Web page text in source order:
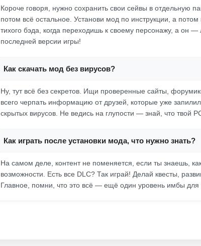
Короче говоря, нужно сохранить свои сейвы в отдельную
потом всё остальное. Установи мод по инструкции, а
тихого бэда, когда переходишь к своему персонажу, а он
последней версии игры!
Как скачать мод без вирусов?
Ну, тут всё без секретов. Ищи проверенные сайты,
всего черпать информацию от друзей, которые уже
скрытых вирусов. Не ведись на глупости — знай, что твой
Как играть после установки мода, что нужно знать?
На самом деле, контент не поменяется, если ты знаешь,
возможности. Есть все DLC? Так играй! Делай квесты,
Главное, помни, что это всё — ещё один уровень имбы для